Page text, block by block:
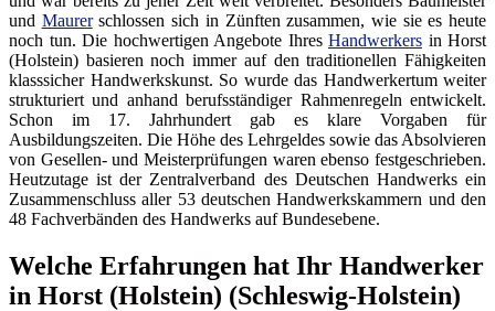
und Maurerschlossen sich in Zünften zusammen, wie sie es heute
noch tun. Die hochwertigen Angebote Ihres Handwerkers in Horst
(Holstein) basieren noch immer auf den traditionellen Fähigkeiten
klasssicher Handwerkskunst. So wurde das Handwerkertum weiter
strukturiert und anhand berufsständiger Rahmenregeln entwickelt.
Schon im 17. Jahrhundert gab es klare Vorgaben für
Ausbildungszeiten. Die Höhe des Lehrgeldes sowie das Absolvieren
von Gesellen- und Meisterprüfungen waren ebenso festgeschrieben.
Heutzutage ist der Zentralverband des Deutschen Handwerks ein
Zusammenschluss aller 53 deutschen Handwerkskammern und den
48 Fachverbänden des Handwerks auf Bundesebene.
Welche Erfahrungen hat Ihr Handwerker
in Horst (Holstein) (Schleswig-Holstein)